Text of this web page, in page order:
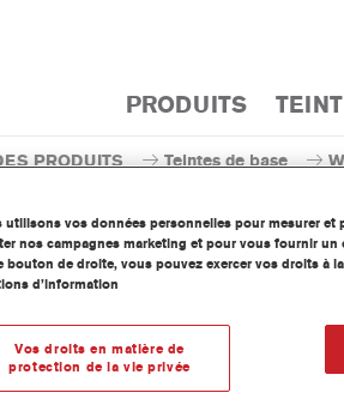
PRODUITS
PRODUITS Teintes de base
WB2011
utilisons vos données personnelles pour mesurer et
nos campagnes marketing et pour vous fournir
bouton de droite, vous pouvez exercer vos droits à
d’information
Vos droits en matière de
protection de la vie privée